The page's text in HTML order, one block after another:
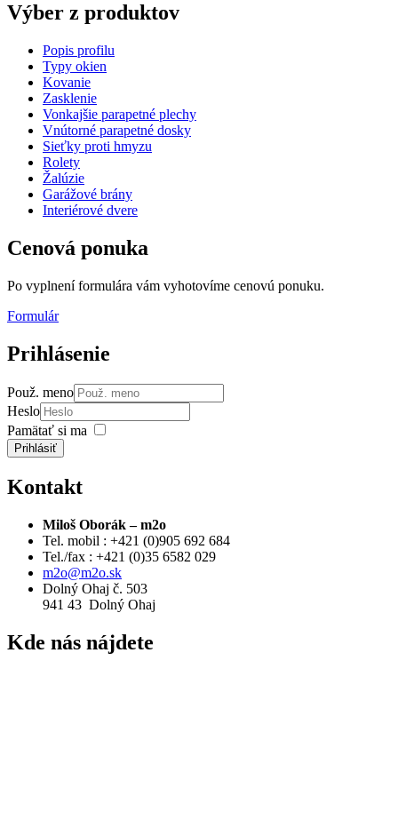
Výber z produktov
Popis profilu
Typy okien
Kovanie
Zasklenie
Vonkajšie parapetné plechy
Vnútorné parapetné dosky
Sieťky proti hmyzu
Rolety
Žalúzie
Garážové brány
Interiérové dvere
Cenová ponuka
Po vyplnení formulára vám vyhotovíme cenovú ponuku.
Formulár
Prihlásenie
Použ. meno
Heslo
Pamätať si ma
Prihlásiť
Kontakt
Miloš Oborák – m2o
Tel. mobil : +421 (0)905 692 684
Tel./fax : +421 (0)35 6582 029
m2o@m2o.sk
Dolný Ohaj č. 503
941 43 Dolný Ohaj
Kde nás nájdete